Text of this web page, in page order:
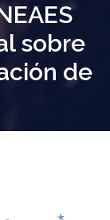
sobre
de